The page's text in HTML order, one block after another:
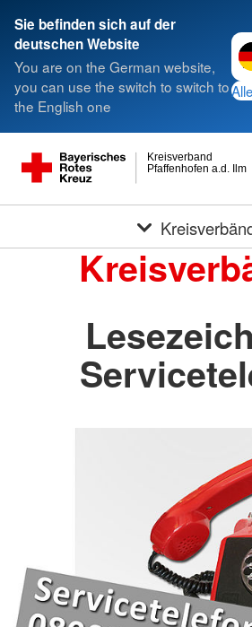
Sie befinden sich auf der
deutschen Website
You are on the German website,
you can use the switch to switch to
the English one
Pfaffenhofen a.d. Ilm
Kreisverband